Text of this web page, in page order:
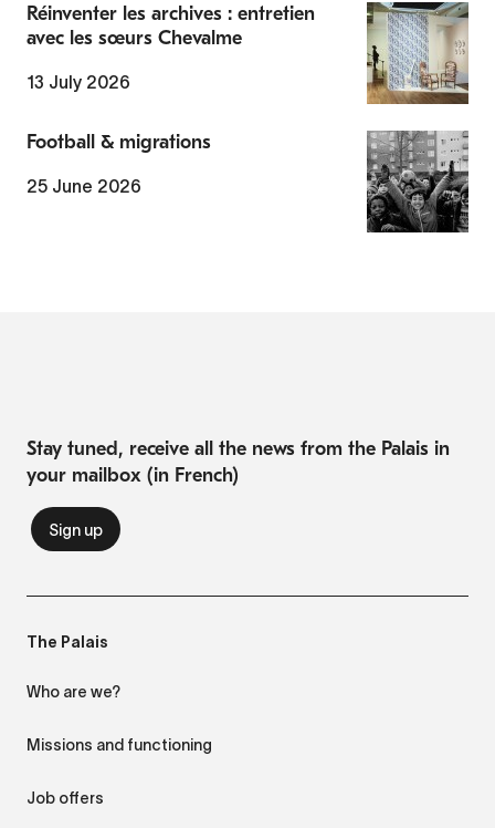
Réinventer les archives : entretien
avec les sœurs Chevalme
13 July 2026
Football & migrations
25 June 2026
Stay tuned, receive all the news from the Palais in
your mailbox (in French)
The Palais
Who are we?
Missions and functioning
Job offers